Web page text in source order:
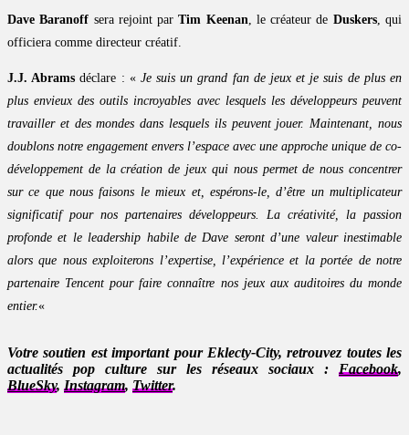
Dave Baranoff sera rejoint parTim Keenan, le créateur de Duskers, qui
officiera comme directeur créatif.
J.J. Abrams déclare : « Je suis un grand fan de jeux et je suis de plus en
plus envieux des outils incroyables avec lesquels les développeurs peuvent
travailler et des mondes dans lesquels ils peuvent jouer. Maintenant, nous
doublons notre engagement envers l’espace avec une approche unique de co-
développement de la création de jeux qui nous permet de nous concentrer
sur ce que nous faisons le mieux et, espérons-le, d’être un multiplicateur
significatif pour nos partenaires développeurs. La créativité, la passion
profonde et le leadership habile de Dave seront d’une valeur inestimable
alors que nous exploiterons l’expertise, l’expérience et la portée de notre
partenaire Tencent pour faire connaître nos jeux aux auditoires du monde
entier.«
Votre soutien est important pour Eklecty-City, retrouvez toutes les
actualités pop culture sur les réseaux sociaux : Facebook,
BlueSky, Instagram, Twitter.